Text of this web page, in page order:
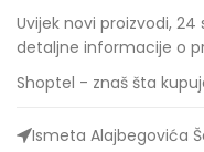
Uvijek novi proizvodi,
detaljne informacije o
Shoptel - znaš šta
Ismeta Alajbegovića